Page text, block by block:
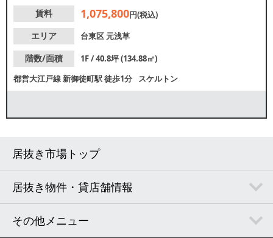
い。
賃料 1,075,800円(税込)
エリア
台東区元浅草
階数/面積
1F / 40.8坪 (134.88㎡)
都営大江戸線新御徒町駅徒歩1分 スケルトン
居抜き市場トップ
居抜き物件・貸店舗情報
その他メニュー